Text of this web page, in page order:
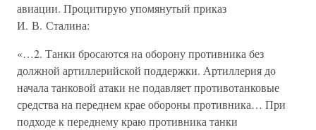
авиации. Процитирую упомянутый приказ
И. В. Сталина:
«…2. Танки бросаются на оборону противника без
должной артиллерийской поддержки. Артиллерия до
начала танковой атаки не подавляет противотанковые
средства на переднем крае обороны противника… При
подходе к переднему краю противника танки